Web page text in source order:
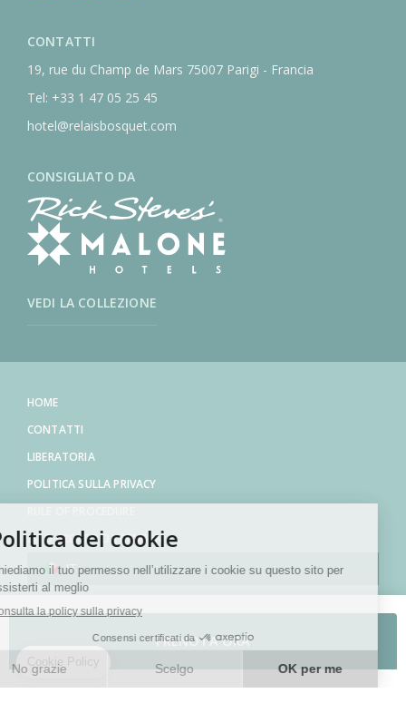
CONTATTI
19, rue du Champ de Mars 75007 Parigi - Francia
Tel: +33 1 47 05 25 45
hotel@relaisbosquet.com
CONSIGLIATO DA
VEDI LA COLLEZIONE
HOME
CONTATTI
LIBERATORIA
POLITICA SULLA PRIVACY
SITO CREATO DA CENDYN
IT
PRENOTA ORA